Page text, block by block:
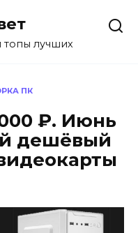
топы лучших
ПК
₽. Июнь
дешёвый